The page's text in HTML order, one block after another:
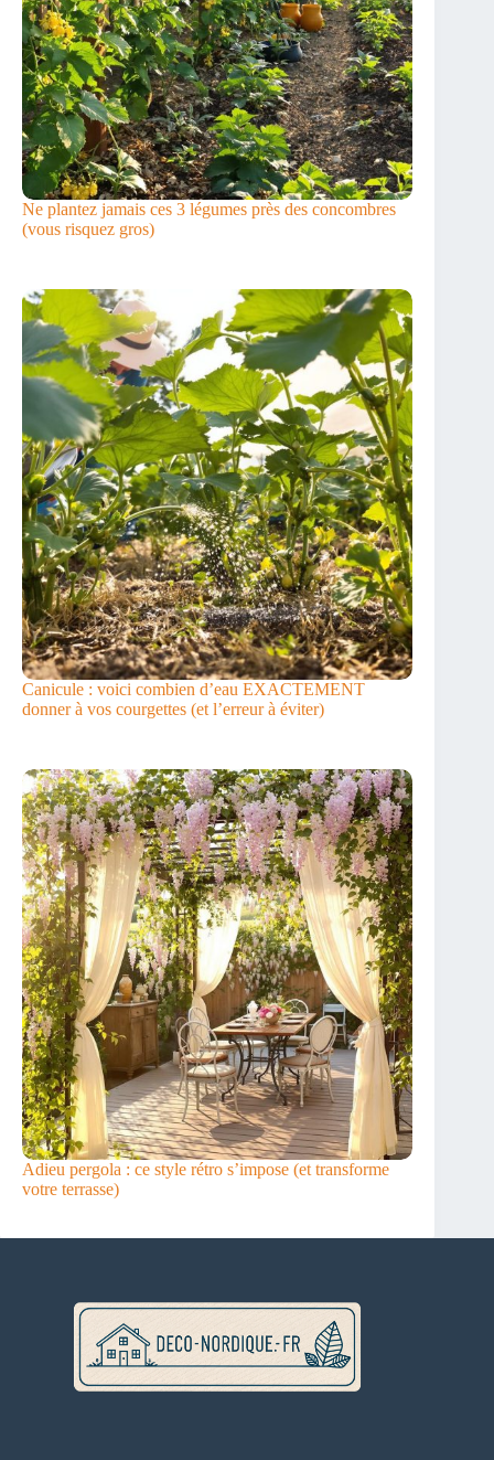
Ne plantez jamais ces 3 légumes près des concombres
(vous risquez gros)
Canicule : voici combien d’eau EXACTEMENT
donner à vos courgettes (et l’erreur à éviter)
Adieu pergola : ce style rétro s’impose (et transforme
votre terrasse)